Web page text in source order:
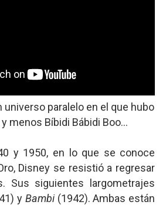
universo paralelo en el que hubo
menos Bíbidi Bábidi Boo...
y 1950, en lo que se conoce
Disney se resistió a regresar
Sus siguientes largometrajes
y Bambi(1942). Ambas están